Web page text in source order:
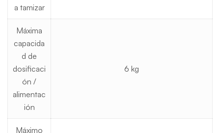
a tamizar
Máxima
capacida
d de
dosificaci
ón /
alimentac
ión
6 kg
Máximo